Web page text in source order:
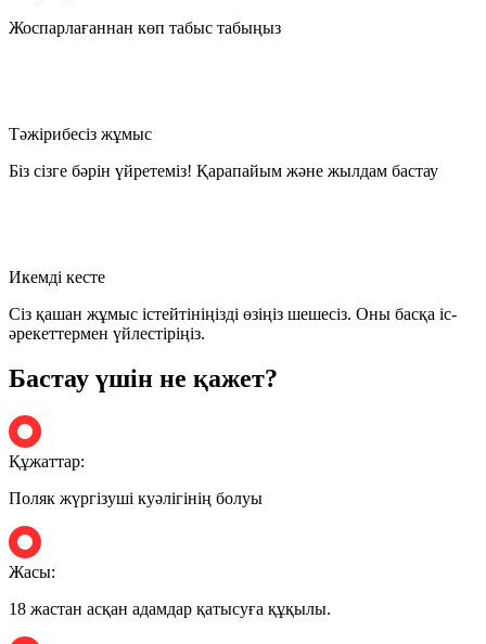
Жоспарлағаннан көп табыс табыңыз
Тәжірибесіз жұмыс
Біз сізге бәрін үйретеміз! Қарапайым және жылдам бастау
Икемді кесте
Сіз қашан жұмыс істейтініңізді өзіңіз шешесіз. Оны басқа іс-
әрекеттермен үйлестіріңіз.
Бастау үшін не қажет?
Құжаттар:
Поляк жүргізуші куәлігінің болуы
Жасы:
18 жастан асқан адамдар қатысуға құқылы.